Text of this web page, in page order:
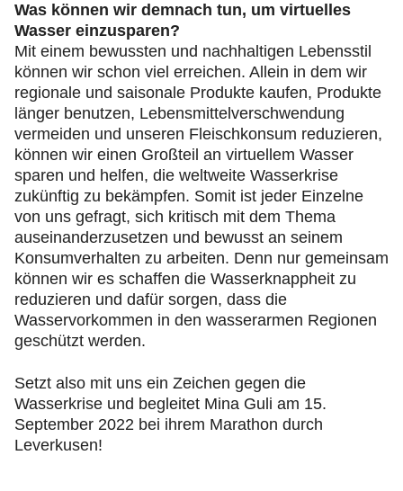
Was können wir demnach tun, um virtuelles
Wasser einzusparen?
Mit einem bewussten und nachhaltigen Lebensstil
können wir schon viel erreichen. Allein in dem wir
regionale und saisonale Produkte kaufen, Produkte
länger benutzen, Lebensmittelverschwendung
vermeiden und unseren Fleischkonsum reduzieren,
können wir einen Großteil an virtuellem Wasser
sparen und helfen, die weltweite Wasserkrise
zukünftig zu bekämpfen. Somit ist jeder Einzelne
von uns gefragt, sich kritisch mit dem Thema
auseinanderzusetzen und bewusst an seinem
Konsumverhalten zu arbeiten. Denn nur gemeinsam
können wir es schaffen die Wasserknappheit zu
reduzieren und dafür sorgen, dass die
Wasservorkommen in den wasserarmen Regionen
geschützt werden.
Setzt also mit uns ein Zeichen gegen die
Wasserkrise und begleitet Mina Guli am 15.
September 2022 bei ihrem Marathon durch
Leverkusen!